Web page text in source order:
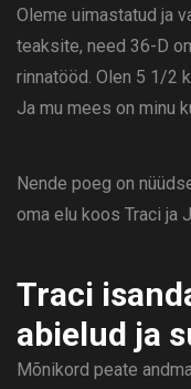
Oleme uimastatud ja
teaksite, need 36-D
rinnatööd. Olen 5 1/2
Ja mu mees on minu
Nende poeg on
oma elu koos Traci ja
Traci
abielud ja
Mõnikord peate